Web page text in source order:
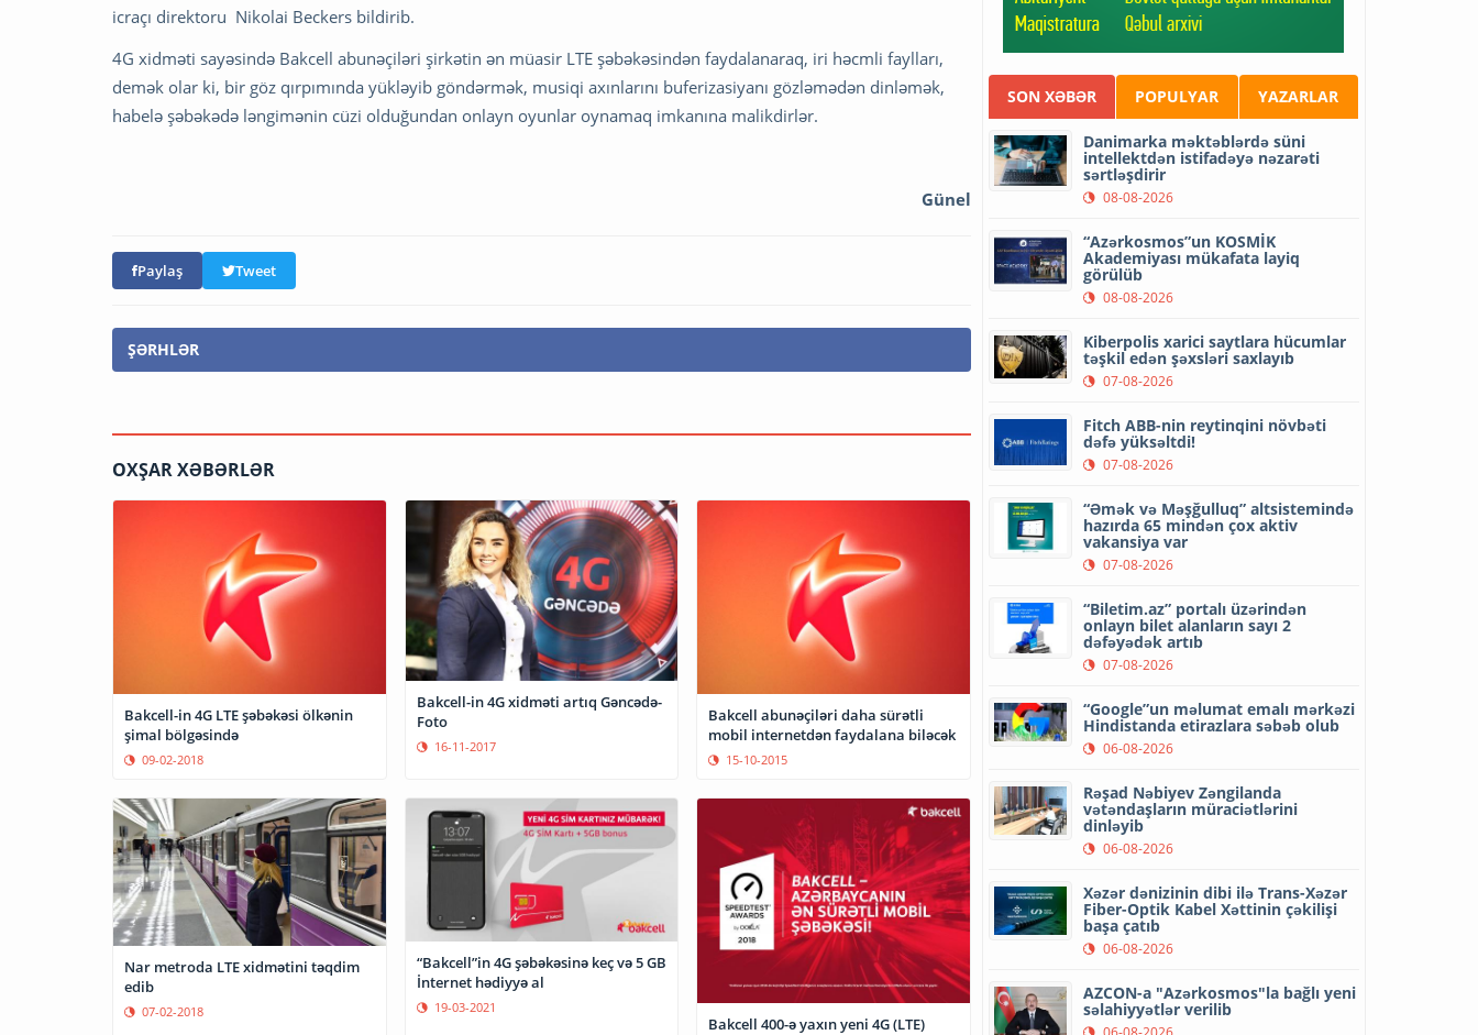
icraçı direktoru Nikolai Beckers bildirib.
4G xidməti sayəsində Bakcell abunəçiləri şirkətin ən müasir LTE şəbəkəsindən faydalanaraq, iri həcmli faylları,
demək olar ki, bir göz qırpımında yükləyib göndərmək, musiqi axınlarını buferizasiyanı gözləmədən dinləmək,
habelə şəbəkədə ləngimənin cüzi olduğundan onlayn oyunlar oynamaq imkanına malikdirlər.
Günel
Paylaş Tweet
ŞƏRHLƏR
OXŞAR XƏBƏRLƏR
Bakcell-in 4G LTE şəbəkəsi ölkənin
şimal bölgəsində
09-02-2018
Bakcell-in 4G xidməti artıq Gəncədə-
Foto
16-11-2017
Bakcell abunəçiləri daha sürətli
mobil internetdən faydalana biləcək
15-10-2015
Nar metroda LTE xidmətini təqdim
edib
07-02-2018
“Bakcell”in 4G şəbəkəsinə keç və 5 GB
İnternet hədiyyə al
19-03-2021
Bakcell 400-ə yaxın yeni 4G (LTE)
SON XƏBƏR POPULYAR YAZARLAR
Danimarka məktəblərdə süni
intellektdən istifadəyə nəzarəti
sərtləşdirir
08-08-2026
“Azərkosmos”un KOSMİK
Akademiyası mükafata layiq
görülüb
08-08-2026
Kiberpolis xarici saytlara hücumlar
təşkil edən şəxsləri saxlayıb
07-08-2026
Fitch ABB-nin reytinqini növbəti
dəfə yüksəltdi!
07-08-2026
“Əmək və Məşğulluq” altsistemində
hazırda 65 mindən çox aktiv
vakansiya var
07-08-2026
“Biletim.az” portalı üzərindən
onlayn bilet alanların sayı 2
dəfəyədək artıb
07-08-2026
“Google”un məlumat emalı mərkəzi
Hindistanda etirazlara səbəb olub
06-08-2026
Rəşad Nəbiyev Zəngilanda
vətəndaşların müraciətlərini
dinləyib
06-08-2026
Xəzər dənizinin dibi ilə Trans-Xəzər
Fiber-Optik Kabel Xəttinin çəkilişi
başa çatıb
06-08-2026
AZCON-a "Azərkosmos"la bağlı yeni
səlahiyyətlər verilib